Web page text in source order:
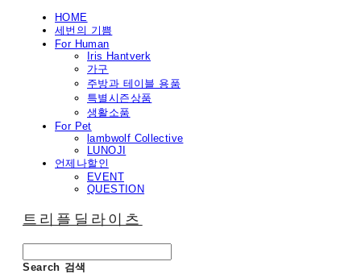
HOME
세번의 기쁨
For Human
Iris Hantverk
가구
주방과 테이블 용품
특별시즌상품
생활소품
For Pet
lambwolf Collective
LUNOJI
언제나할인
EVENT
QUESTION
트리플딜라이츠
Search 검색